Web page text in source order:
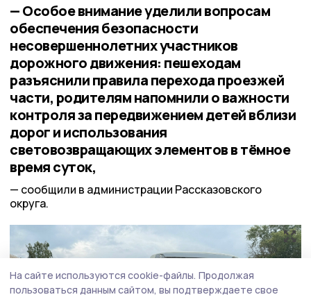
— Особое внимание уделили вопросам
обеспечения безопасности
несовершеннолетних участников
дорожного движения: пешеходам
разъяснили правила перехода проезжей
части, родителям напомнили о важности
контроля за передвижением детей вблизи
дорог и использования
световозвращающих элементов в тёмное
время суток,
сообщили в администрации Рассказовского
округа.
На сайте используются cookie-файлы. Продолжая
пользоваться данным сайтом, вы подтверждаете свое